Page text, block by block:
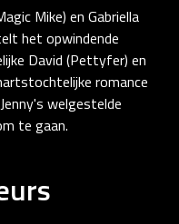
Mike) en Gabriella
het opwindende
David (Pettyfer) en
romance
welgestelde
te gaan.